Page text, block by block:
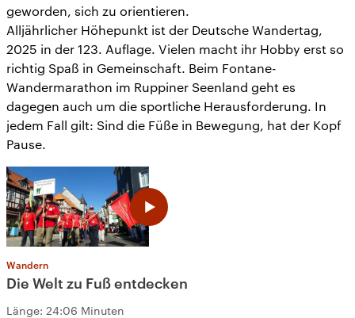
geworden, sich zu orientieren.
Alljährlicher Höhepunkt ist der Deutsche Wandertag,
2025 in der 123. Auflage. Vielen macht ihr Hobby erst so
richtig Spaß in Gemeinschaft. Beim Fontane-
Wandermarathon im Ruppiner Seenland geht es
dagegen auch um die sportliche Herausforderung. In
jedem Fall gilt: Sind die Füße in Bewegung, hat der Kopf
Pause.
Wandern
Die Welt zu Fuß entdecken
Länge: 24:06 Minuten